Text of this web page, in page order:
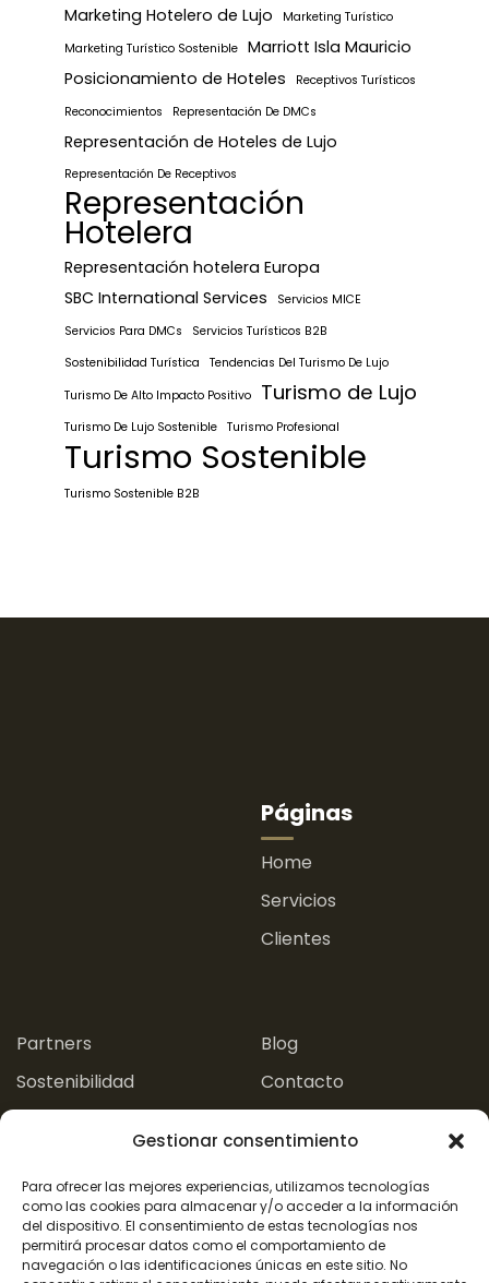
Gestionar consentimiento
Para ofrecer las mejores experiencias, utilizamos tecnologías
como las cookies para almacenar y/o acceder a la información
del dispositivo. El consentimiento de estas tecnologías nos
permitirá procesar datos como el comportamiento de
navegación o las identificaciones únicas en este sitio. No
Marketing Hotelero de Lujo
Marketing Turístico
Marketing Turístico Sostenible Marriott Isla Mauricio
Posicionamiento de Hoteles
Receptivos Turísticos
Reconocimientos
Representación De DMCs
Representación de Hoteles de Lujo
Representación De Receptivos
Representación
Hotelera
Representación hotelera Europa
SBC International Services
Servicios MICE
Servicios Para DMCs
Servicios Turísticos B2B
Sostenibilidad Turística
Tendencias Del Turismo De Lujo
Turismo De Alto Impacto Positivo
Turismo de Lujo
Turismo De Lujo Sostenible Turismo Profesional
Turismo Sostenible
Turismo Sostenible B2B
Páginas
Home
Servicios
Clientes
Partners
Sostenibilidad
Blog
Contacto
Aviso Legal
Política de Privacidad Política de Cookies